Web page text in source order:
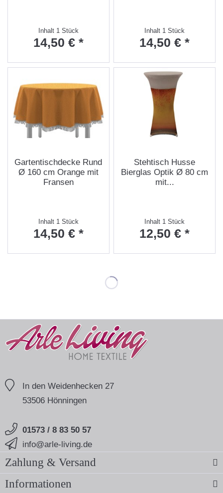
Inhalt 1 Stück
14,50 € *
Inhalt 1 Stück
14,50 € *
Gartentischdecke Rund
Ø 160 cm Orange mit
Fransen
Inhalt 1 Stück
14,50 € *
Stehtisch Husse
Bierglas Optik Ø 80 cm
mit...
Inhalt 1 Stück
12,50 € *
In den Weidenhecken 27
53506 Hönningen
01573 / 8 83 50 57
info@arle-living.de
Zahlung & Versand
Informationen